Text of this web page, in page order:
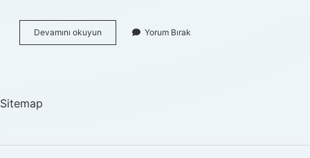
Devamını okuyun
Oluşturmak
Yorum Bırak
Sitemap